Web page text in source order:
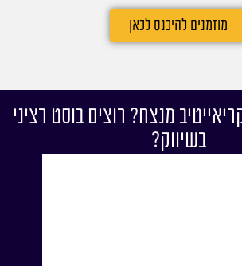
מוזמנים להיכנס לכאן
מנצח? רוצים בוסט רציני
בשיווק?